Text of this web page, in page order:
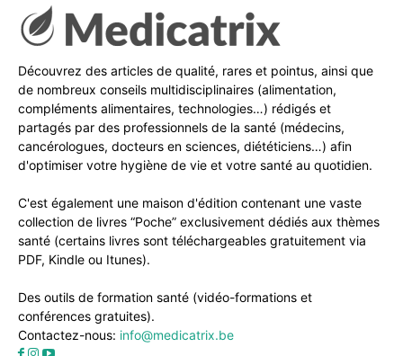
Découvrez des articles de qualité, rares et pointus, ainsi que
de nombreux conseils multidisciplinaires (alimentation,
compléments alimentaires, technologies…) rédigés et
partagés par des professionnels de la santé (médecins,
cancérologues, docteurs en sciences, diététiciens…) afin
d'optimiser votre hygiène de vie et votre santé au quotidien.
C'est également une maison d'édition contenant une vaste
collection de livres “Poche” exclusivement dédiés aux thèmes
santé (certains livres sont téléchargeables gratuitement via
PDF, Kindle ou Itunes).
Des outils de formation santé (vidéo-formations et
conférences gratuites).
Contactez-nous: info@medicatrix.be